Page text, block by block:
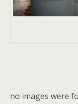
no images were